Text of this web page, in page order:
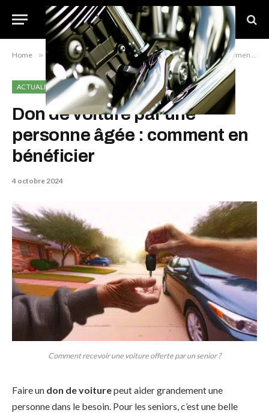
Home » Actualité » Don de voiture par une personne âgée : comment en bénéficier
ACTUALITÉ
Don de voiture par une
personne âgée : comment en
bénéficier
4 octobre 2024
Comment recevoir une voiture offerte par un senior ?
Faire un don de voiturepeut aider grandement une
personne dans le besoin. Pour les seniors, c’est une belle